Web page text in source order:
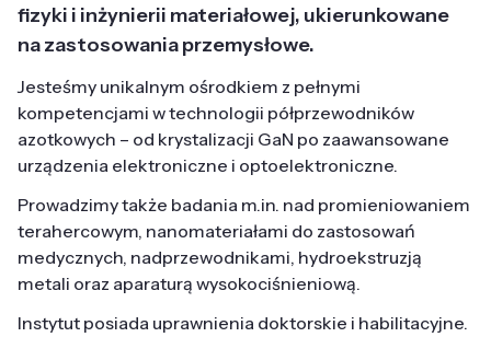
fizyki i inżynierii materiałowej, ukierunkowane
na zastosowania przemysłowe.
Jesteśmy unikalnym ośrodkiem z pełnymi
kompetencjami w technologii półprzewodników
azotkowych – od krystalizacji GaN po zaawansowane
urządzenia elektroniczne i optoelektroniczne.
Prowadzimy także badania m.in. nad promieniowaniem
terahercowym, nanomateriałami do zastosowań
medycznych, nadprzewodnikami, hydroekstruzją
metali oraz aparaturą wysokociśnieniową.
Instytut posiada uprawnienia doktorskie i habilitacyjne.